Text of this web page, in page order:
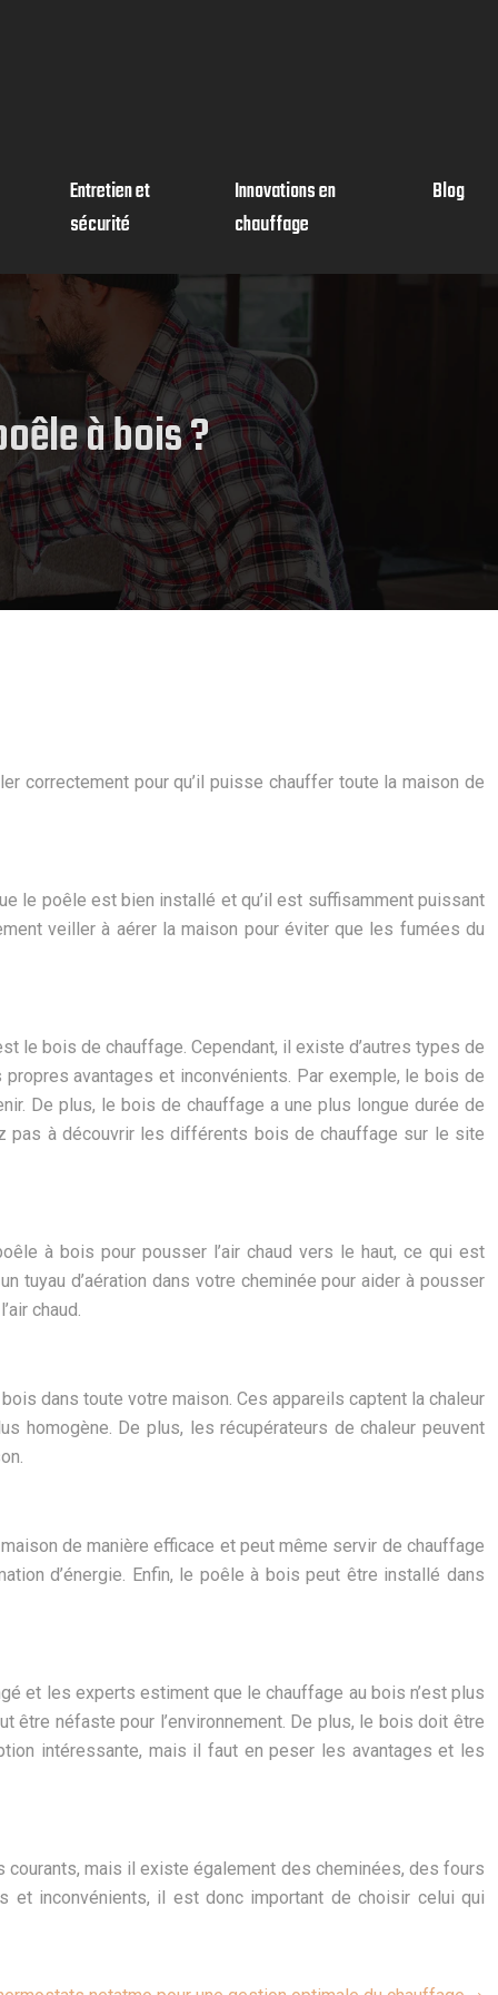
Entretien et
sécurité
Innovations en
chauffage
Blog
à bois ?
correctement pour qu’il puisse chauffer toute la maison de
le poêle est bien installé et qu’il est suffisamment puissant
veiller à aérer la maison pour éviter que les fumées du
le bois de chauffage. Cependant, il existe d’autres types de
avantages et inconvénients. Par exemple, le bois de
De plus, le bois de chauffage a une plus longue durée de
pas à découvrir les différents bois de chauffage sur le site
à bois pour pousser l’air chaud vers le haut, ce qui est
d’aération dans votre cheminée pour aider à pousser
chaud.
dans toute votre maison. Ces appareils captent la chaleur
homogène. De plus, les récupérateurs de chaleur peuvent
de manière efficace et peut même servir de chauffage
d’énergie. Enfin, le poêle à bois peut être installé dans
et les experts estiment que le chauffage au bois n’est plus
être néfaste pour l’environnement. De plus, le bois doit être
intéressante, mais il faut en peser les avantages et les
courants, mais il existe également des cheminées, des fours
et inconvénients, il est donc important de choisir celui qui